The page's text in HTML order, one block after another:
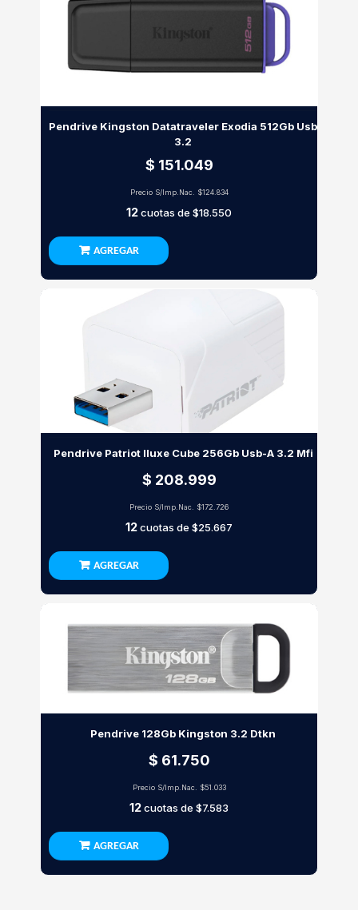
Pendrive Kingston Datatraveler Exodia 512Gb Usb
3.2
$ 151.049
Precio S/Imp.Nac. $124.834
12cuotas de $18.550
AGREGAR
Pendrive Patriot Iluxe Cube 256Gb Usb-A 3.2 Mfi
$ 208.999
Precio S/Imp.Nac. $172.726
12cuotas de $25.667
AGREGAR
Pendrive 128Gb Kingston 3.2 Dtkn
$ 61.750
Precio S/Imp.Nac. $51.033
12cuotas de $7.583
AGREGAR